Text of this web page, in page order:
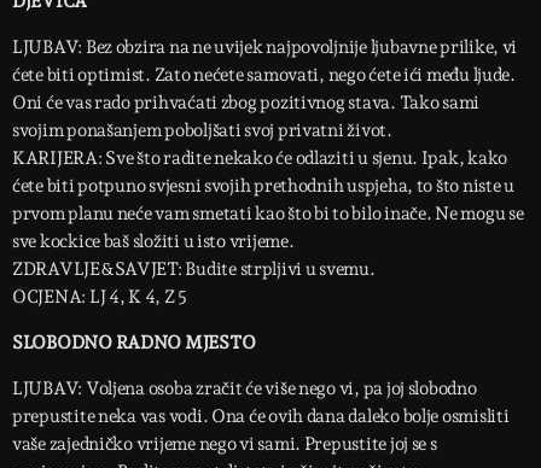
LJUBAV: Bez obzira na ne uvijek najpovoljnije ljubavne prilike, vi
ćete biti optimist. Zato nećete samovati, nego ćete ići među ljude.
Oni će vas rado prihvaćati zbog pozitivnog stava. Tako sami
svojim ponašanjem poboljšati svoj privatni život.
KARIJERA: Sve što radite nekako će odlaziti u sjenu. Ipak, kako
ćete biti potpuno svjesni svojih prethodnih uspjeha, to što niste u
prvom planu neće vam smetati kao što bi to bilo inače. Ne mogu se
sve kockice baš složiti u isto vrijeme.
ZDRAVLJE&SAVJET: Budite strpljivi u svemu.
OCJENA: LJ 4, K 4, Z 5
SLOBODNO RADNO MJESTO
LJUBAV: Voljena osoba zračit će više nego vi, pa joj slobodno
prepustite neka vas vodi. Ona će ovih dana daleko bolje osmisliti
vaše zajedničko vrijeme nego vi sami. Prepustite joj se s